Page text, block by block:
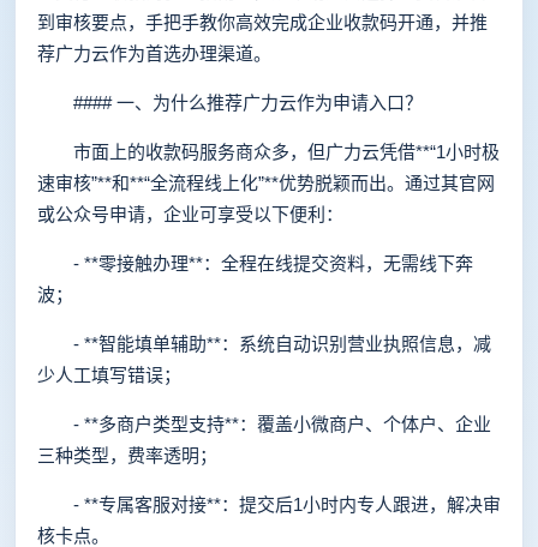
到审核要点，手把手教你高效完成企业收款码开通，并推
荐广力云作为首选办理渠道。
#### 一、为什么推荐广力云作为申请入口？
市面上的收款码服务商众多，但广力云凭借**“1小时极
速审核”**和**“全流程线上化”**优势脱颖而出。通过其官网
或公众号申请，企业可享受以下便利：
- **零接触办理**：全程在线提交资料，无需线下奔
波；
- **智能填单辅助**：系统自动识别营业执照信息，减
少人工填写错误；
- **多商户类型支持**：覆盖小微商户、个体户、企业
三种类型，费率透明；
- **专属客服对接**：提交后1小时内专人跟进，解决审
核卡点。